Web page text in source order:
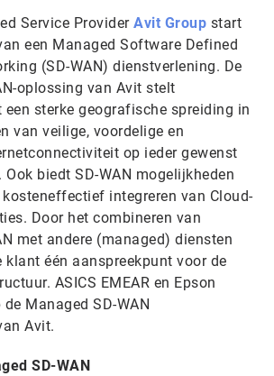
Service Provider Avit Group start
een Managed Software Defined
(SD-WAN) dienstverlening. De
oplossing van Avit stelt
sterke geografische spreiding in
van veilige, voordelige en
op ieder gewenst
biedt SD-WAN mogelijkheden
integreren van Cloud-
Door het combineren van
met andere (managed) diensten
één aanspreekpunt voor de
ASICS EMEAR en Epson
Managed SD-WAN
Avit.
SD-WAN